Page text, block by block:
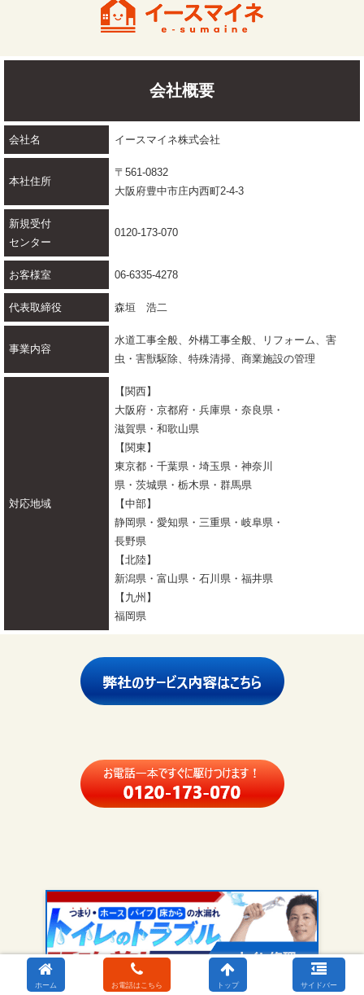
会社概要
会社名 イースマイネ株式会社
本社住所
〒561-0832
大阪府豊中市庄内西町2-4-3
新規受付
センター
0120-173-070
お客様室 06-6335-4278
代表取締役 森垣 浩二
事業内容
水道工事全般、外構工事全般、リフォーム、害
虫・害獣駆除、特殊清掃、商業施設の管理
対応地域
【関西】
大阪府・京都府・兵庫県・奈良県・
滋賀県・和歌山県
【関東】
東京都・千葉県・埼玉県・神奈川
県・茨城県・栃木県・群馬県
【中部】
静岡県・愛知県・三重県・岐阜県・
長野県
【北陸】
新潟県・富山県・石川県・福井県
【九州】
福岡県
ホーム お電話はこちら トップ サイドバー